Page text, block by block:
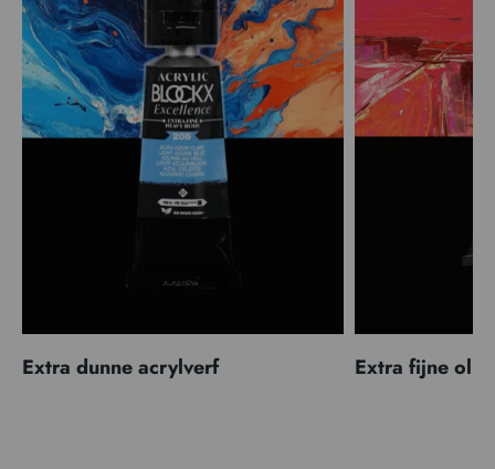
Extra dunne acrylverf Extra fijne